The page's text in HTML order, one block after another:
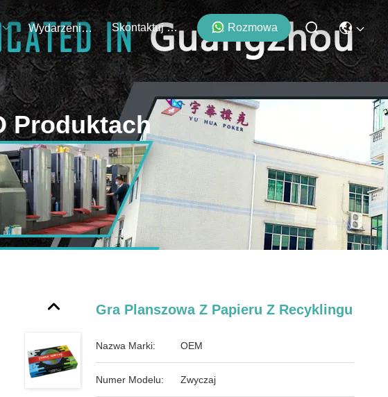
Wydarzenia Skontaktuj Się Z Nami Rozmowa
Produktach
Gra Planszowa Z Papieru Z Recyklingu
Nazwa Marki: OEM
Numer Modelu: Zwyczaj